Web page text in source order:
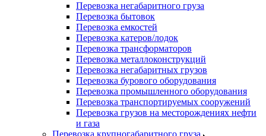
Перевозка негабаритного груза
Перевозка бытовок
Перевозка емкостей
Перевозка катеров/лодок
Перевозка трансформаторов
Перевозка металлоконструкций
Перевозка негабаритных грузов
Перевозка бурового оборудования
Перевозка промышленного оборудования
Перевозка транспортируемых сооружений
Перевозка грузов на месторождениях нефти
и газа
Перевозка крупногабаритного груза